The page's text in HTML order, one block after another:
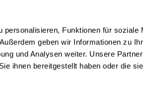
Funktionen für soziale
geben wir Informationen zu
und Analysen weiter. Unsere
ihnen bereitgestellt haben oder die